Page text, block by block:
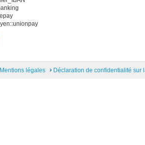
Mentions légales Déclaration de confidentialité sur